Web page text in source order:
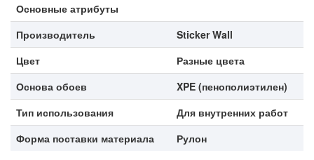
Основные атрибуты
Производитель
Sticker Wall
Цвет
Разные цвета
Основа обоев
XPE (пенополиэтилен)
Тип использования
Для внутренних работ
Форма поставки материала
Рулон